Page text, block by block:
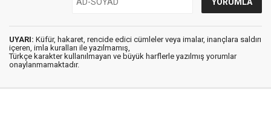
UYARI: Küfür, hakaret, rencide edici cümleler veya imalar, inançlara saldırı
içeren, imla kuralları ile yazılmamış,
Türkçe karakter kullanılmayan ve büyük harflerle yazılmış yorumlar
onaylanmamaktadır.